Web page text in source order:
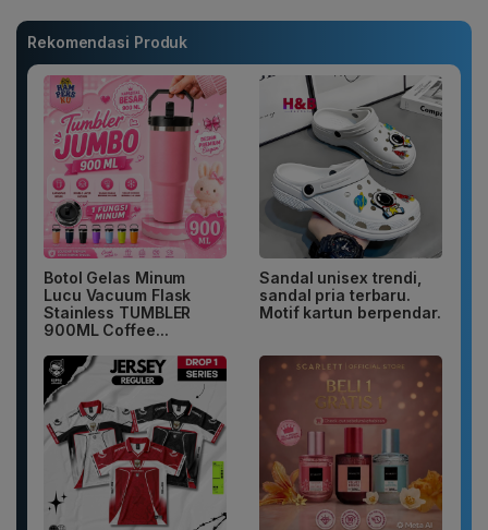
Rekomendasi Produk
Botol Gelas Minum
Lucu Vacuum Flask
Stainless TUMBLER
900ML Coffee...
Sandal unisex trendi,
sandal pria terbaru.
Motif kartun berpendar.